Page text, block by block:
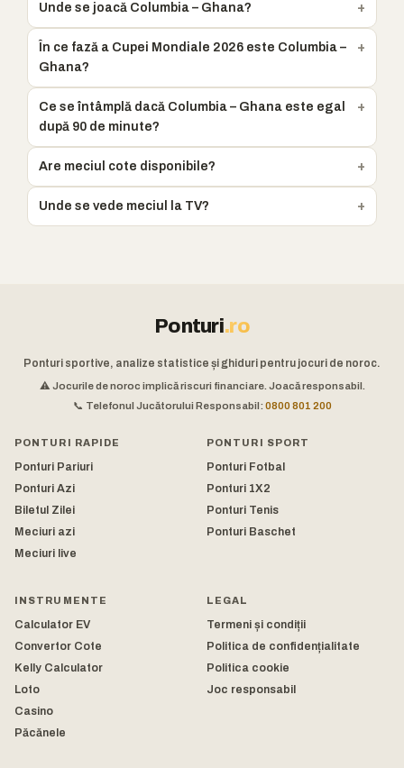
Unde se joacă Columbia – Ghana?
În ce fază a Cupei Mondiale 2026 este Columbia –
Ghana?
Ce se întâmplă dacă Columbia – Ghana este egal
după 90 de minute?
Are meciul cote disponibile?
Unde se vede meciul la TV?
Ponturi.ro
Ponturi sportive, analize statistice și ghiduri pentru jocuri de noroc.
⚠️ Jocurile de noroc implică riscuri financiare. Joacă responsabil.
📞 Telefonul Jucătorului Responsabil: 0800 801 200
PONTURI RAPIDE
Ponturi Pariuri
Ponturi Azi
Biletul Zilei
Meciuri azi
Meciuri live
PONTURI SPORT
Ponturi Fotbal
Ponturi 1X2
Ponturi Tenis
Ponturi Baschet
INSTRUMENTE
Calculator EV
Convertor Cote
Kelly Calculator
Loto
Casino
Păcănele
LEGAL
Termeni și condiții
Politica de confidențialitate
Politica cookie
Joc responsabil